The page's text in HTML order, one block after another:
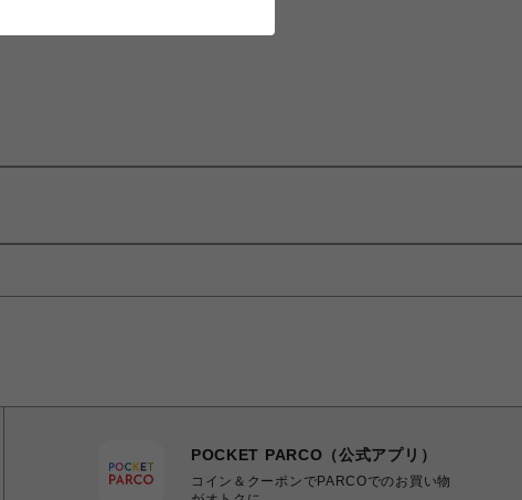
POCKET PARCO（公式アプリ）
コイン＆クーポンでPARCOでのお買い物